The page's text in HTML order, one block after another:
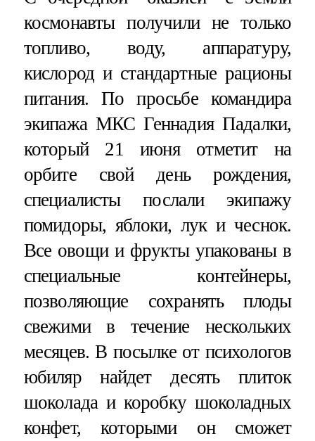
космонавты получили не только
топливо, воду, аппаратуру,
кислород и стандартные рационы
питания. По просьбе командира
экипажа МКС Геннадия Падалки,
который 21 июня отметит на
орбите свой день рождения,
специалисты послали экипажу
помидоры, яблоки, лук и чеснок.
Все овощи и фрукты упакованы в
специальные контейнеры,
позволяющие сохранять плоды
свежими в течение нескольких
месяцев. В посылке от психологов
юбиляр найдет десять плиток
шоколада и коробку шоколадных
конфет, которыми он сможет